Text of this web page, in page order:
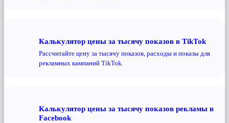
Калькулятор цены за тысячу показов в TikTok
Рассчитайте цену за тысячу показов, расходы и показы для
рекламных кампаний TikTok.
Калькулятор цены за тысячу показов рекламы в
Facebook